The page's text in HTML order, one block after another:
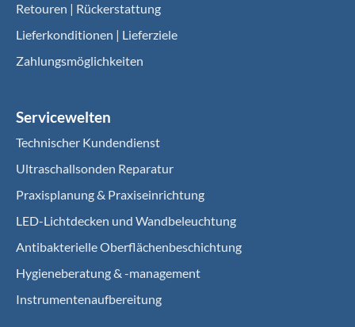
Retouren | Rückerstattung
Lieferkonditionen | Lieferziele
Zahlungsmöglichkeiten
Servicewelten
Technischer Kundendienst
Ultraschallsonden Reparatur
Praxisplanung & Praxiseinrichtung
LED-Lichtdecken und Wandbeleuchtung
Antibakterielle Oberflächenbeschichtung
Hygieneberatung & -management
Instrumentenaufbereitung